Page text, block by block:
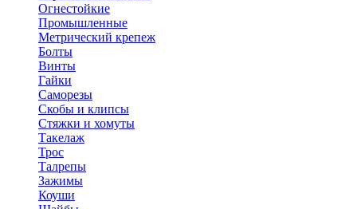
Огнестойкие
Промышленные
Метрический крепеж
Болты
Винты
Гайки
Саморезы
Скобы и клипсы
Стяжки и хомуты
Такелаж
Трос
Талрепы
Зажимы
Коуши